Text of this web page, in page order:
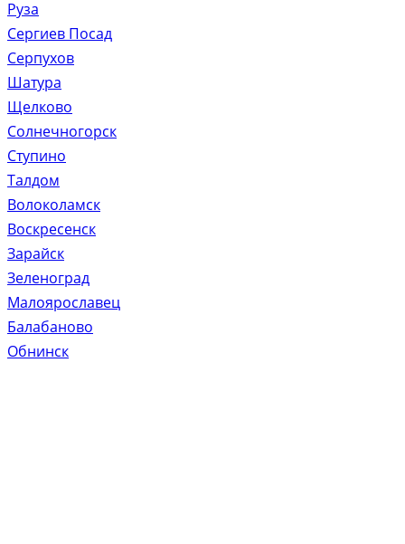
Руза
Сергиев Посад
Серпухов
Шатура
Щелково
Солнечногорск
Ступино
Талдом
Волоколамск
Воскресенск
Зарайск
Зеленоград
Малоярославец
Балабаново
Обнинск